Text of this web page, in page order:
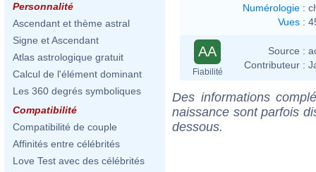
Personnalité
Ascendant et thème astral
Signe et Ascendant
Atlas astrologique gratuit
Calcul de l'élément dominant
Les 360 degrés symboliques
Compatibilité
Compatibilité de couple
Affinités entre célébrités
Love Test avec des célébrités
Numérologie :
Vues :
AA
Fiabilité
Source :
Contributeur :
Des informations
naissance sont parfois
dessous.